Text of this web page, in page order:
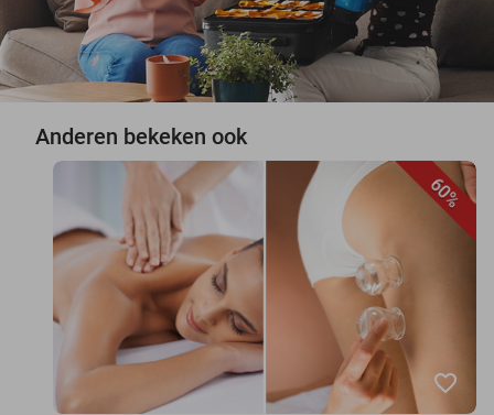
Anderen bekeken ook
60%
favorite_border